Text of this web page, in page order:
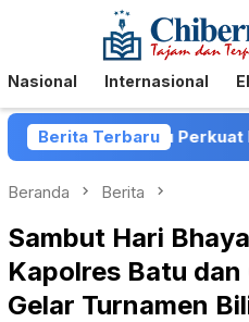
Menu
Mobile
Nasional Internasional
Berita Terbaru
Batu Perkuat Posisi
Beranda Berita
Sambut Hari
Kapolres Batu
Gelar Turnamen